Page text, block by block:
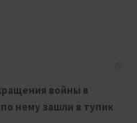
войны в
нему зашли в тупик